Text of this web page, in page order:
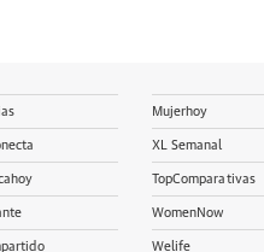
Mujerhoy
XL Semanal
TopComparativas
WomenNow
Welife